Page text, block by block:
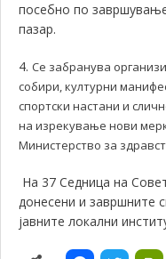
посебно по
пазар.
4. Се забранува
собири, културни
спортски настани и
на изрекување нови
Министерство за
На 37 Седница на
донесени и завршните
јавните локални